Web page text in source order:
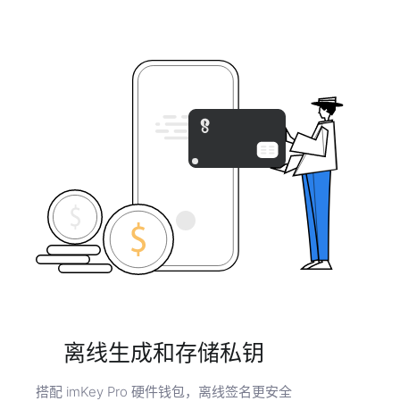
离线生成和存储私钥
搭配 imKey Pro 硬件钱包，离线签名更安全